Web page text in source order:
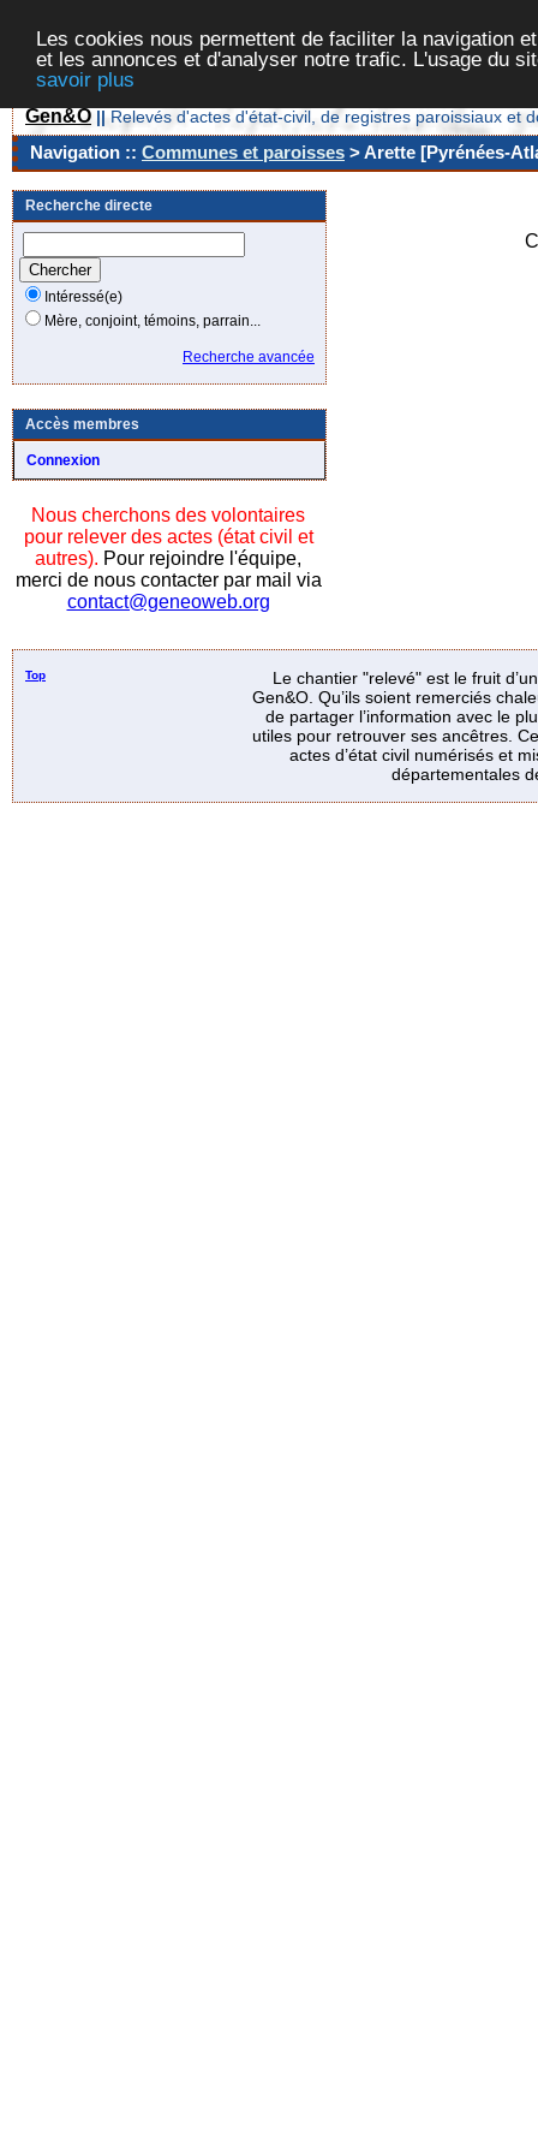
Les cookies nous permettent de faciliter la navigation
et les annonces et d'analyser notre trafic. L'usage du
savoir plus
Gen&O || Relevés d'actes d'état-civil, de registres paroissiaux et
Navigation :: Communes et paroisses > Arette [Pyrénées-
Recherche directe
Intéressé(e)
Mère, conjoint, témoins, parrain...
Recherche avancée
Accès membres
Connexion
Nous cherchons des volontaires
pour relever des actes (état civil et
autres). Pour rejoindre l'équipe,
merci de nous contacter par mail via
contact@geneoweb.org
Top
Le chantier "relevé" est le fruit
Gen&O. Qu’ils soient remerciés
de partager l’information avec le
utiles pour retrouver ses ancêtres.
actes d’état civil numérisés et
départementales